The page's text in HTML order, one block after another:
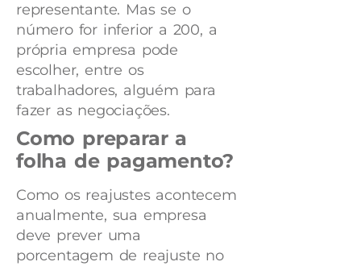
representante. Mas se o
número for inferior a 200, a
própria empresa pode
escolher, entre os
trabalhadores, alguém para
fazer as negociações.
Como preparar a
folha de pagamento?
Como os reajustes acontecem
anualmente, sua empresa
deve prever uma
porcentagem de reajuste no